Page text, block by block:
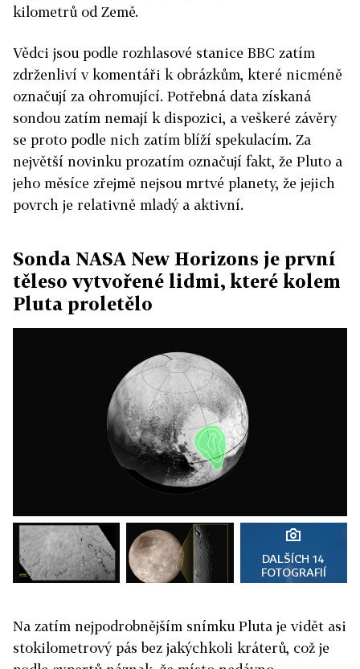
kilometrů od Země.
Vědci jsou podle rozhlasové stanice BBC zatím
zdrženliví v komentáři k obrázkům, které nicméně
označují za ohromující. Potřebná data získaná
sondou zatím nemají k dispozici, a veškeré závěry
se proto podle nich zatím blíží spekulacím. Za
největší novinku prozatím označují fakt, že Pluto a
jeho měsíce zřejmě nejsou mrtvé planety, že jejich
povrch je relativně mladý a aktivní.
Sonda NASA New Horizons je první
těleso vytvořené lidmi, které kolem
Pluta proletělo
DALŠÍCH 14
FOTOGRAFIÍ
Na zatím nejpodrobnějším snímku Pluta je vidět asi
stokilometrový pás bez jakýchkoli kráterů, což je